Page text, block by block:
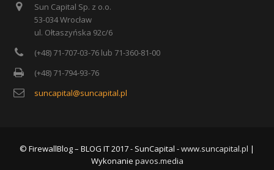
Sun Capital Sp. z o.o.
53-034 Wrocław
ul. Ołtaszyńska 92c/6
(+48) 71-707-03-76 lub 71-360-81-00
(+48) 71-794-93-76
suncapital@suncapital.pl
© FirewallBlog – BLOG IT 2017 - SunCapital -www.suncapital.pl |
Wykonanie pavos.media